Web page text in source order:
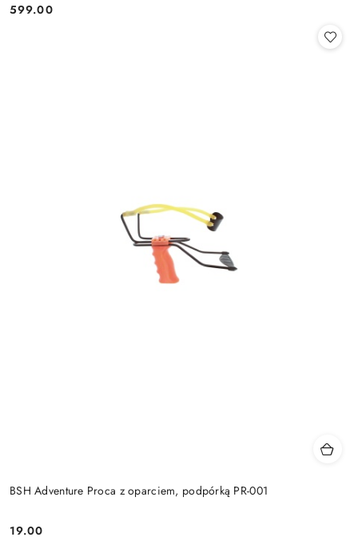
Cena:
599.00
BSH Adventure Proca z oparciem, podpórką PR-001
Cena:
19.00